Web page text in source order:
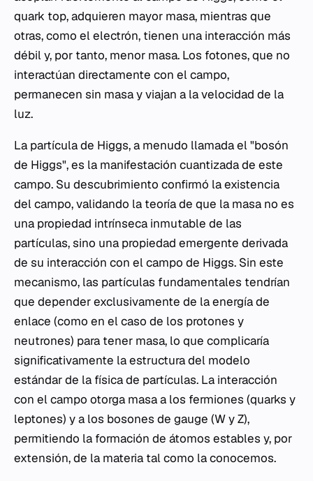
quark top, adquieren mayor masa, mientras que
otras, como el electrón, tienen una interacción más
débil y, por tanto, menor masa. Los fotones, que no
interactúan directamente con el campo,
permanecen sin masa y viajan a la velocidad de la
luz.
La partícula de Higgs, a menudo llamada el "bosón
de Higgs", es la manifestación cuantizada de este
campo. Su descubrimiento confirmó la existencia
del campo, validando la teoría de que la masa no es
una propiedad intrínseca inmutable de las
partículas, sino una propiedad emergente derivada
de su interacción con el campo de Higgs. Sin este
mecanismo, las partículas fundamentales tendrían
que depender exclusivamente de la energía de
enlace (como en el caso de los protones y
neutrones) para tener masa, lo que complicaría
significativamente la estructura del modelo
estándar de la física de partículas. La interacción
con el campo otorga masa a los fermiones (quarks y
leptones) y a los bosones de gauge (W y Z),
permitiendo la formación de átomos estables y, por
extensión, de la materia tal como la conocemos.